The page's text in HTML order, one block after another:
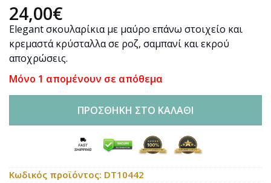
24,00€
Elegant σκουλαρίκια με μαύρο επάνω στοιχείο και
κρεμαστά κρύσταλλα σε ροζ, σαμπανί και εκρού
αποχρώσεις.
Μόνο 1 απομένουν σε απόθεμα
ΠΡΟΣΘΉΚΗ ΣΤΟ ΚΑΛΆΘΙ
Κωδικός προϊόντος: DT10442